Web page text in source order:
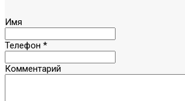
Имя
Телефон *
Комментарий